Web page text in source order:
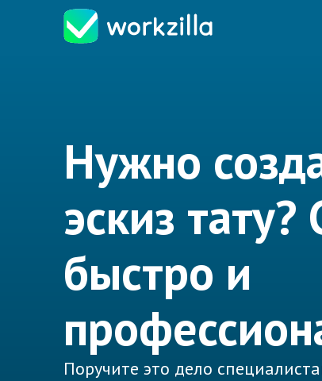
Нужно
эскиз
быстро и
Поручите это дело